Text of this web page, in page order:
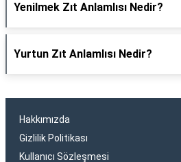
Yenilmek Zıt Anlamlısı Nedir?
Yurtun Zıt Anlamlısı Nedir?
Hakkımızda
Gizlilik Politikası
Kullanıcı Sözleşmesi